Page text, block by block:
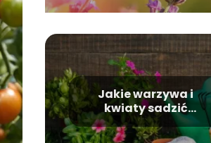
Jakie warzywa i
kwiaty sadzić
wiosną?